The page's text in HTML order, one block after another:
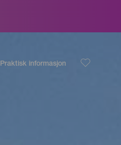
Praktisk informasjon